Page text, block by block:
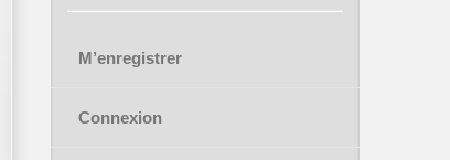
M’enregistrer
Connexion